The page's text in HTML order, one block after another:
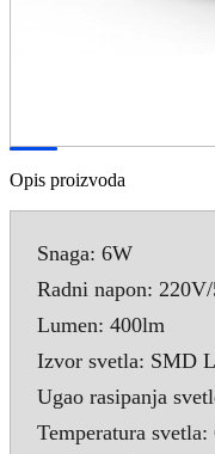
Opis proizvoda
Snaga: 6W
Radni napon:
Lumen: 400lm
Izvor svetla: SMD
Ugao rasipanja
Temperatura svetla: